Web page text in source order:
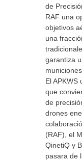
de
RAF una
objetivos
una
garantiza
El APKWS
que
de
drones
(RAF), el
QinetiQ y
pasara de